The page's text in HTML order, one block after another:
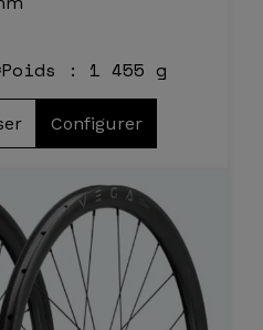
Poids : 1 455 g
Configurer